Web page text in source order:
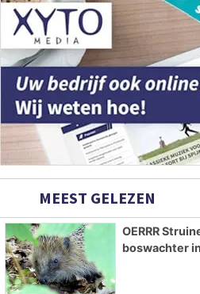
MEEST GELEZEN
OERRR
boswachter